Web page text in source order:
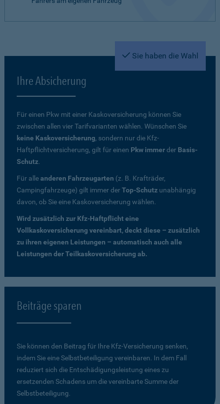
Sie haben die Wahl
Ihre Absicherung
Für einen Pkw mit einer Kaskoversicherung können Sie
zwischen allen vier Tarifvarianten wählen. Wünschen Sie
keine Kaskoversicherung, sondern nur die Kfz-
Haftpflichtversicherung, gilt für einen Pkw immerder Basis-
Schutz.
Für alleanderen Fahrzeugarten (z. B. Krafträder,
Campingfahrzeuge) gilt immer derTop-Schutz unabhängig
davon, ob Sie eine Kaskoversicherung wählen.
Wird zusätzlich zur Kfz-Haftpflicht eine
Vollkaskoversicherung vereinbart, deckt diese – zusätzlich
zu ihren eigenen Leistungen – automatisch auch alle
Leistungen der Teilkaskoversicherung ab.
Beiträge sparen
Sie können den Beitrag für Ihre Kfz-Versicherung senken,
indem Sie eine Selbstbeteiligung vereinbaren. In dem Fall
reduziert sich die Entschädigungsleistung eines zu
ersetzenden Schadens um die vereinbarte Summe der
Selbstbeteiligung.